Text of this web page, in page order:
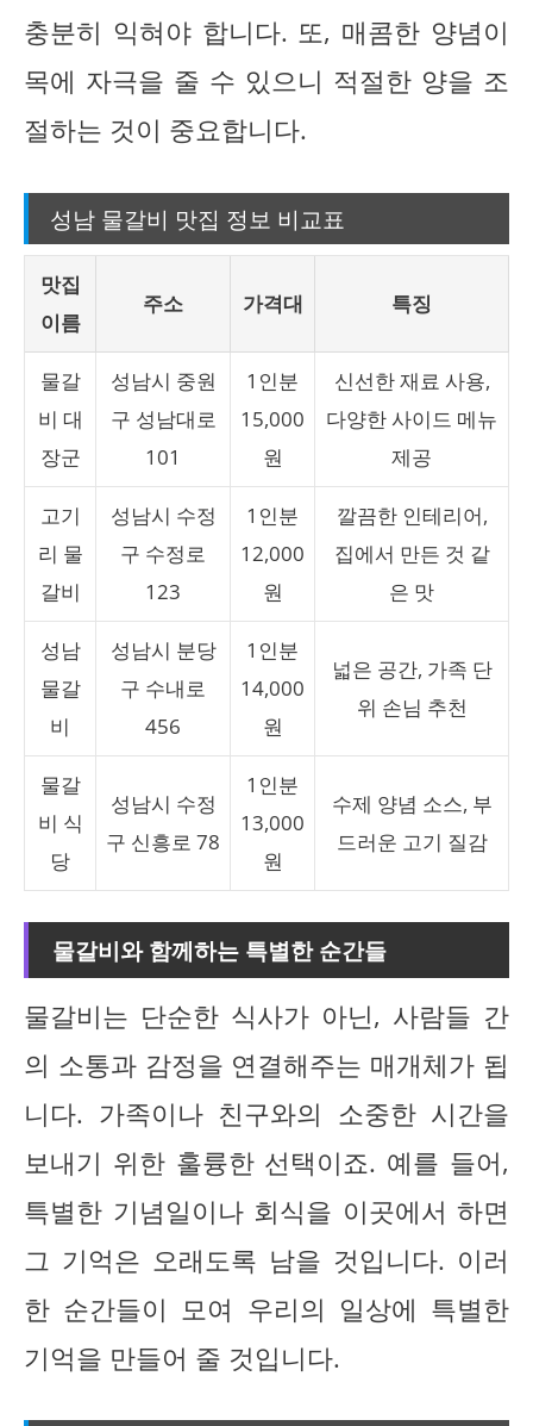
충분히 익혀야 합니다. 또, 매콤한 양념이
목에 자극을 줄 수 있으니 적절한 양을 조
절하는 것이 중요합니다.
성남 물갈비 맛집 정보 비교표
맛집
이름
주소 가격대 특징
물갈
비 대
장군
성남시 중원
구 성남대로
101
1인분
15,000
원
신선한 재료 사용,
다양한 사이드 메뉴
제공
고기
리 물
갈비
성남시 수정
구 수정로
123
1인분
12,000
원
깔끔한 인테리어,
집에서 만든 것 같
은 맛
성남
물갈
비
성남시 분당
구 수내로
456
1인분
14,000
원
넓은 공간, 가족 단
위 손님 추천
물갈
비 식
당
성남시 수정
구 신흥로 78
1인분
13,000
원
수제 양념 소스, 부
드러운 고기 질감
물갈비와 함께하는 특별한 순간들
물갈비는 단순한 식사가 아닌, 사람들 간
의 소통과 감정을 연결해주는 매개체가 됩
니다. 가족이나 친구와의 소중한 시간을
보내기 위한 훌륭한 선택이죠. 예를 들어,
특별한 기념일이나 회식을 이곳에서 하면
그 기억은 오래도록 남을 것입니다. 이러
한 순간들이 모여 우리의 일상에 특별한
기억을 만들어 줄 것입니다.